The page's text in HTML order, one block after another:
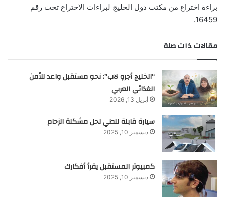
براءة اختراع من مكتب دول الخليج لبراءات الاختراع تحت رقم
16459.
مقالات ذات صلة
“الخليج أجرو لاب”: نحو مستقبل واعد للأمن
الغذائي العربي
أبريل 13, 2026
سيارة قابلة للطي لحل مشكلة الزحام
ديسمبر 10, 2025
كمبيوتر المستقبل يقرأ أفكارك
ديسمبر 10, 2025